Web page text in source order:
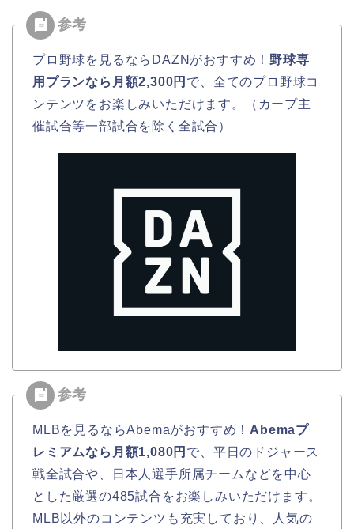
プロ野球を見るならDAZNがおすすめ！ 野球専
用プランなら月額2,300円 で、全てのプロ野球コ
ンテンツをお楽しみいただけます。（カープ主
催試合等一部試合を除く全試合）
MLBを見るならAbemaがおすすめ！ Abemaプ
レミアムなら月額1,080円 で、平日のドジャース
戦全試合や、日本人選手所属チームなどを中心
とした厳選の485試合をお楽しみいただけます。
MLB以外のコンテンツも充実しており、人気の